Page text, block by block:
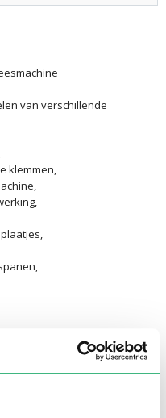
van verschillende
klemmen,